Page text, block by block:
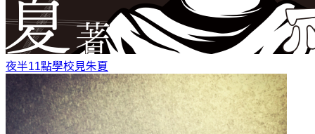
夜半11點學校見朱夏